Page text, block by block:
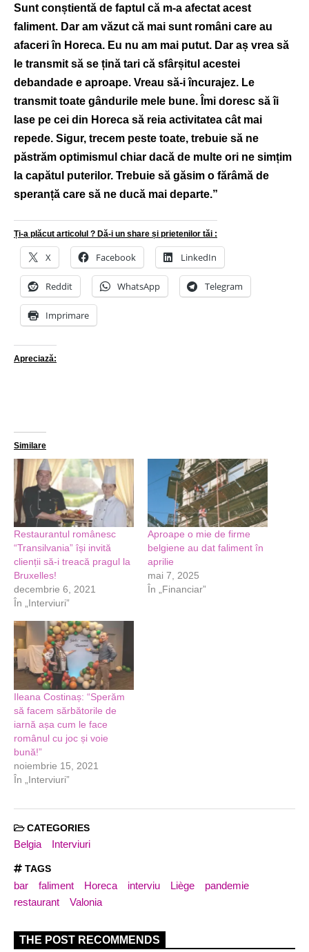
Sunt conștientă de faptul că m-a afectat acest
faliment. Dar am văzut că mai sunt români care au
afaceri în Horeca. Eu nu am mai putut. Dar aș vrea să
le transmit să se țină tari că sfârșitul acestei
debandade e aproape. Vreau să-i încurajez. Le
transmit toate gândurile mele bune. Îmi doresc să îi
lase pe cei din Horeca să reia activitatea cât mai
repede. Sigur, trecem peste toate, trebuie să ne
păstrăm optimismul chiar dacă de multe ori ne simțim
la capătul puterilor. Trebuie să găsim o fărâmă de
speranță care să ne ducă mai departe.”
Ți-a plăcut articolul ? Dă-i un share și prietenilor tăi :
X Facebook LinkedIn
Reddit WhatsApp Telegram
Imprimare
Apreciază:
Similare
Restaurantul românesc
“Transilvania” își invită
clienții să-i treacă pragul la
Bruxelles!
decembrie 6, 2021
În „Interviuri”
Aproape o mie de firme
belgiene au dat faliment în
aprilie
mai 7, 2025
În „Financiar”
Ileana Costinaș: “Sperăm
să facem sărbătorile de
iarnă așa cum le face
românul cu joc și voie
bună!”
noiembrie 15, 2021
În „Interviuri”
CATEGORIES
Belgia Interviuri
TAGS
bar faliment Horeca interviu Liège
pandemie
restaurant
Valonia
THE POST RECOMMENDS